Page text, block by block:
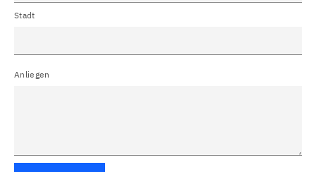
Stadt
Anliegen